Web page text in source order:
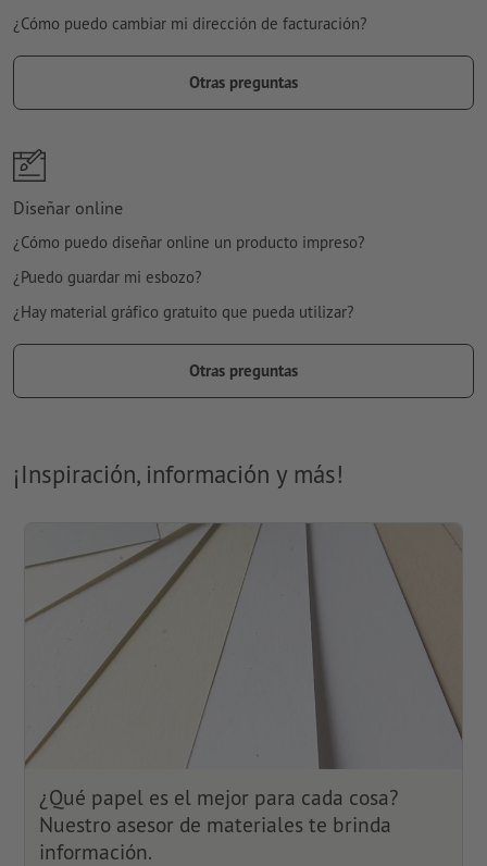
¿Cómo puedo cambiar mi dirección de facturación?
Otras preguntas
Diseñar online
¿Cómo puedo diseñar online un producto impreso?
¿Puedo guardar mi esbozo?
¿Hay material gráfico gratuito que pueda utilizar?
Otras preguntas
¡Inspiración, información y más!
¿Qué papel es el mejor para cada cosa?
Nuestro asesor de materiales te brinda
información.